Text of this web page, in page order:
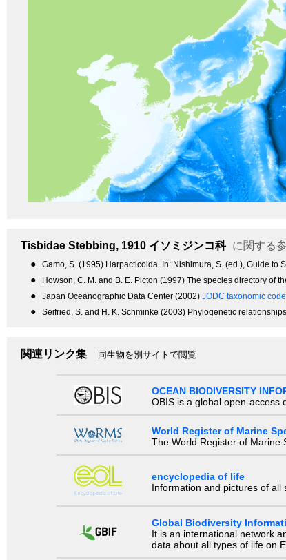
Tisbidae Stebbing, 1910 イソミジンコ科 に関する
● Gamo, S. (1995) Harpacticoida. In: Nishimura, S. (ed.), Guide to
● Howson, C. M. and B. E. Picton (1997) The species directory of
● Japan Oceanographic Data Center (2002) JODC taxonomic
● Seifried, S. and H. K. Schminke (2003) Phylogenetic
関連リンク集 同生物を別サイトで閲覧
OCEAN BIODIVERSITY
OBIS is a global open-access
World Register of Marine
The World Register of Marine
encyclopedia of life
Information and pictures of all
Global Biodiversity
It is an international network
data about all types of life on